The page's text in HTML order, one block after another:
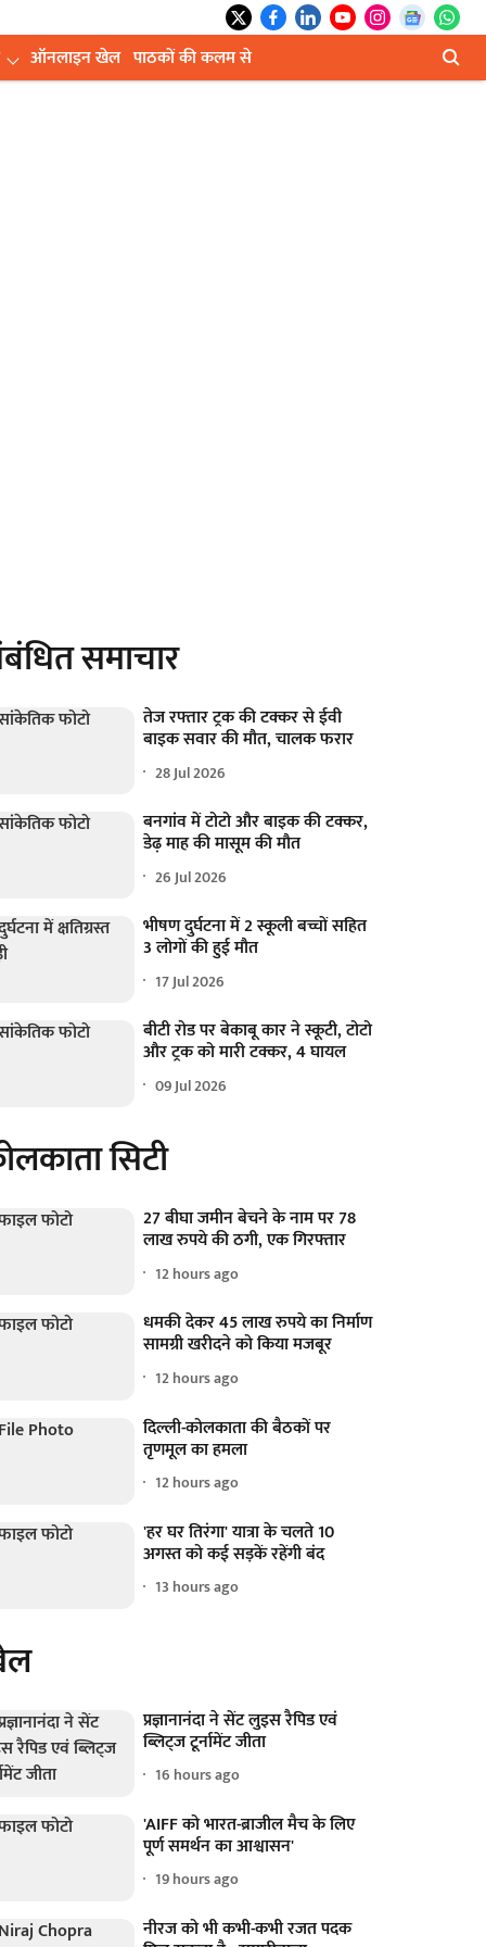
ऑनलाइन खेल पाठकों की कलम से
समाचार
तेज रफ्तार ट्रक की टक्कर से ईवी
बाइक सवार की मौत, चालक फरार
28 Jul 2026
बनगांव में टोटो और बाइक की टक्कर,
डेढ़ माह की मासूम की मौत
26 Jul 2026
भीषण दुर्घटना में 2 स्कूली बच्चों सहित
3 लोगों की हुई मौत
17 Jul 2026
बीटी रोड पर बेकाबू कार ने स्कूटी, टोटो
और ट्रक को मारी टक्कर, 4 घायल
09 Jul 2026
सिटी
27 बीघा जमीन बेचने के नाम पर 78
लाख रुपये की ठगी, एक गिरफ्तार
12 hours ago
धमकी देकर 45 लाख रुपये का निर्माण
सामग्री खरीदने को किया मजबूर
12 hours ago
दिल्ली-कोलकाता की बैठकों पर
तृणमूल का हमला
12 hours ago
'हर घर तिरंगा' यात्रा के चलते 10
अगस्त को कई सड़कें रहेंगी बंद
13 hours ago
प्रज्ञानानंदा ने सेंट लुइस रैपिड एवं
ब्लिट्ज टूर्नामेंट जीता
16 hours ago
'AIFF को भारत-ब्राजील मैच के लिए
पूर्ण समर्थन का आश्वासन'
19 hours ago
नीरज को भी कभी-कभी रजत पदक